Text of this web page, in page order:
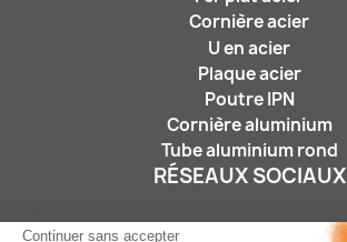
Continuer sans accepter
Cornière acier
U en acier
Plaque acier
Poutre IPN
Cornière aluminium
Tube aluminium rond
RÉSEAUX SOCIAUX